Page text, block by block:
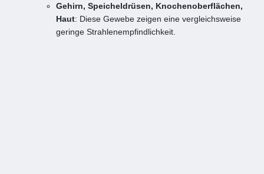
Gehirn, Speicheldrüsen, Knochenoberflächen,
Haut: Diese Gewebe zeigen eine vergleichsweise
geringe Strahlenempfindlichkeit.